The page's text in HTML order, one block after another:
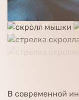
В современной